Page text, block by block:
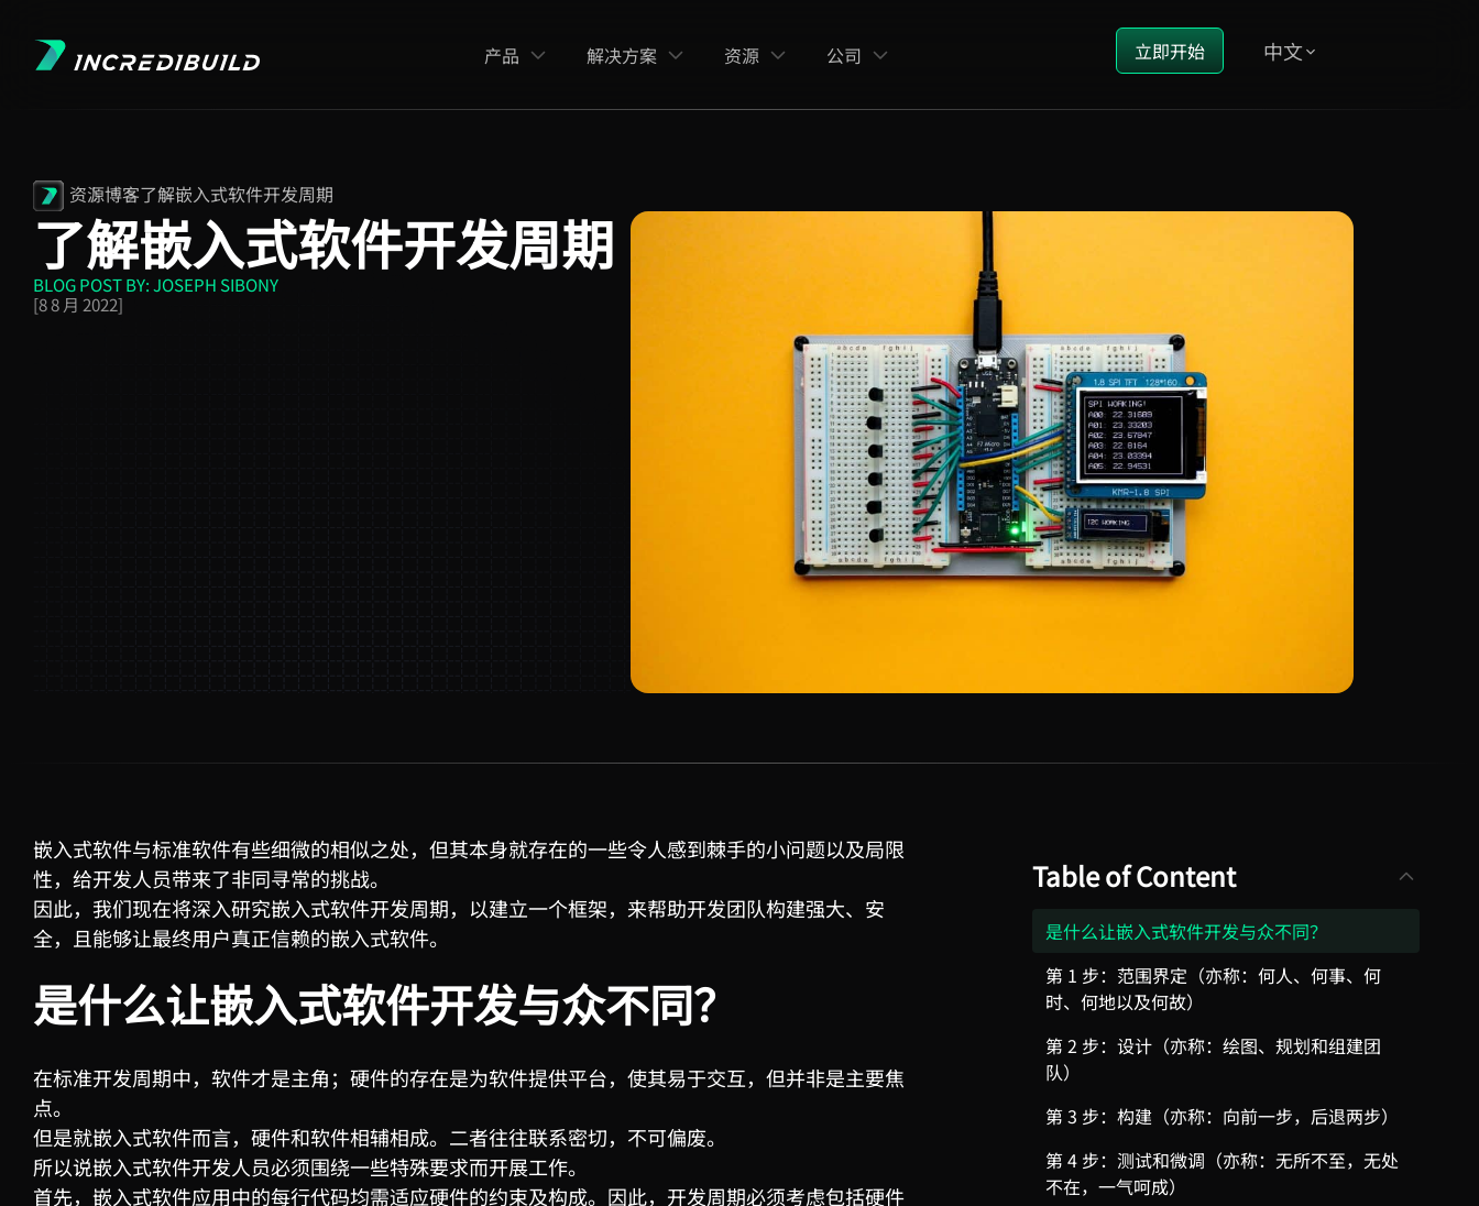
产品 解决方案 资源 公司 立即开始 中文
资源博客了解嵌入式软件开发周期
了解嵌入式软件开发周期
BLOG POST BY:JOSEPH SIBONY
[8 8 月 2022]
嵌入式软件与标准软件有些细微的相似之处，但其本身就存在的一些令人感到棘手的小问题以及局限
性，给开发人员带来了非同寻常的挑战。
因此，我们现在将深入研究嵌入式软件开发周期，以建立一个框架，来帮助开发团队构建强大、安
全，且能够让最终用户真正信赖的嵌入式软件。
是什么让嵌入式软件开发与众不同？
在标准开发周期中，软件才是主角；硬件的存在是为软件提供平台，使其易于交互，但并非是主要焦
点。
但是就嵌入式软件而言，硬件和软件相辅相成。二者往往联系密切，不可偏废。
所以说嵌入式软件开发人员必须围绕一些特殊要求而开展工作。
首先，嵌入式软件应用中的每行代码均需适应硬件的约束及构成。因此，开发周期必须考虑包括硬件
Table of Content
是什么让嵌入式软件开发与众不同？
第 1 步：范围界定（亦称：何人、何事、何
时、何地以及何故）
第 2 步：设计（亦称：绘图、规划和组建团
队）
第 3 步：构建（亦称：向前一步，后退两步）
第 4 步：测试和微调（亦称：无所不至，无处
不在，一气呵成）